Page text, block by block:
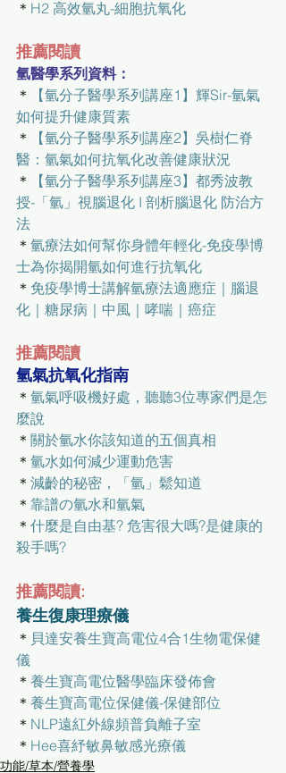
＊ H2 高效氫丸-細胞抗氧化
推薦閱讀
氫醫學系列資料：
＊
【氫分子醫學系列講座1】輝Sir-氫氣
如何提升健康質素
＊
【氫分子醫學系列講座2】吳樹仁脊
醫：氫氣如何抗氧化改善健康狀況
＊
【氫分子醫學系列講座3】都秀波教
授-「氫」視腦退化 I 剖析腦退化 防治方
法
＊ 氫療法如何幫你身體年輕化-免疫學博
士為你揭開氫如何進行抗氧化
＊ 免疫學博士講解氫療法適應症｜腦退
化｜糖尿病｜中風｜哮喘｜癌症
推薦閱讀
氫氣抗氧化指南
＊ 氫氣呼吸機好處，聽聽3位專家們是怎
麼說
＊ 關於氫水你該知道的五個真相
＊ 氫水如何減少運動危害
＊ 減齡的秘密，「氫」鬆知道
＊ 靠譜の氫水和氫氣
＊ 什麼是自由基? 危害很大嗎?是健康的
殺手嗎?
推薦閱讀:
養生復康理療儀
＊ 貝達安養生寶高電位4合1生物電保健
儀
＊ 養生寶高電位醫學臨床發佈會
＊ 養生寶高電位保健儀-保健部位
＊ NLP遠紅外線頻普負離子室
＊ Hee喜紓敏鼻敏感光療儀
功能/草本/營養學